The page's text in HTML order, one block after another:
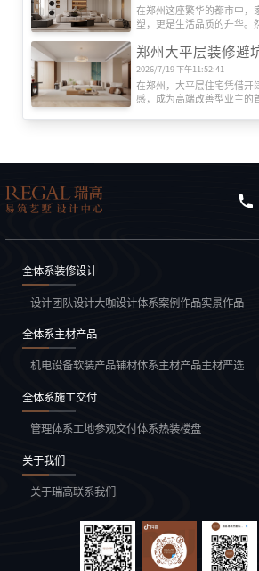
在郑州这座繁华的都市中，
塑，更是生活品质的升华。
文以郑州知名品牌瑞高装饰
您提供一份实用的选择指南。
2026/7/19 下午11:52:41
在郑州，大平层住宅凭借开
感，成为高端改善型业主的
全体系装修设计
设计团队设计大咖设计体系案例作品实景作品
全体系主材产品
机电设备软装产品辅材体系主材产品主材严选
全体系施工交付
管理体系工地参观交付体系热装楼盘
关于我们
关于瑞高联系我们